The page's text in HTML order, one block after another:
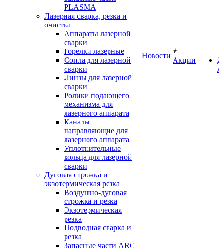
PLASMA
Лазерная сварка, резка и
очистка
Аппараты лазерной
сварки
Горелки лазерные
Сопла для лазерной
сварки
Линзы для лазерной
сварки
Ролики подающего
механизма для
лазерного аппарата
Каналы
направляющие для
лазерного аппарата
Уплотнительные
кольца для лазерной
сварки
Дуговая строжка и
экзотермическая резка
Воздушно-дуговая
строжка и резка
Экзотермическая
резка
Подводная сварка и
резка
Запасные части ARC
Новости
Акции